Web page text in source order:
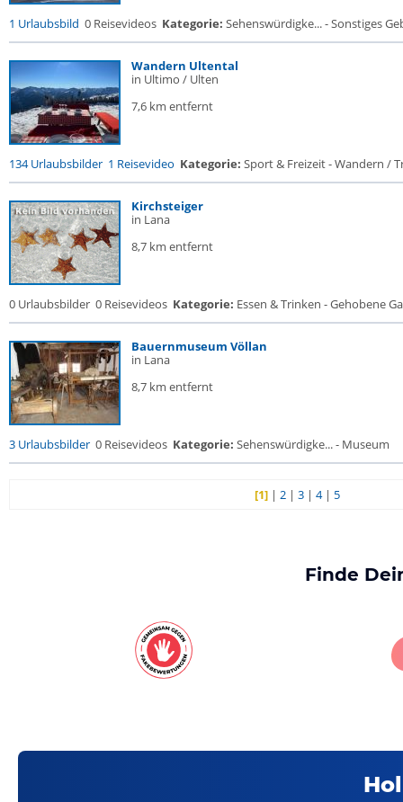
1 Urlaubsbild 0 Reisevideos Kategorie: Sehenswürdigke... - Sonstiges
Wandern Ultental
in Ultimo / Ulten
7,6 km entfernt
134 Urlaubsbilder 1 Reisevideo Kategorie: Sport & Freizeit - Wandern /
Kirchsteiger
in Lana
8,7 km entfernt
0 Urlaubsbilder 0 Reisevideos Kategorie: Essen & Trinken - Gehobene
Bauernmuseum Völlan
in Lana
8,7 km entfernt
3 Urlaubsbilder 0 Reisevideos Kategorie: Sehenswürdigke... - Museum
[1] |2 |3 |4| 5
Finde